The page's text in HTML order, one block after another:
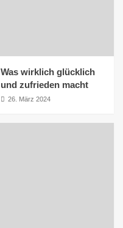
Was wirklich glücklich
und zufrieden macht
26. März 2024